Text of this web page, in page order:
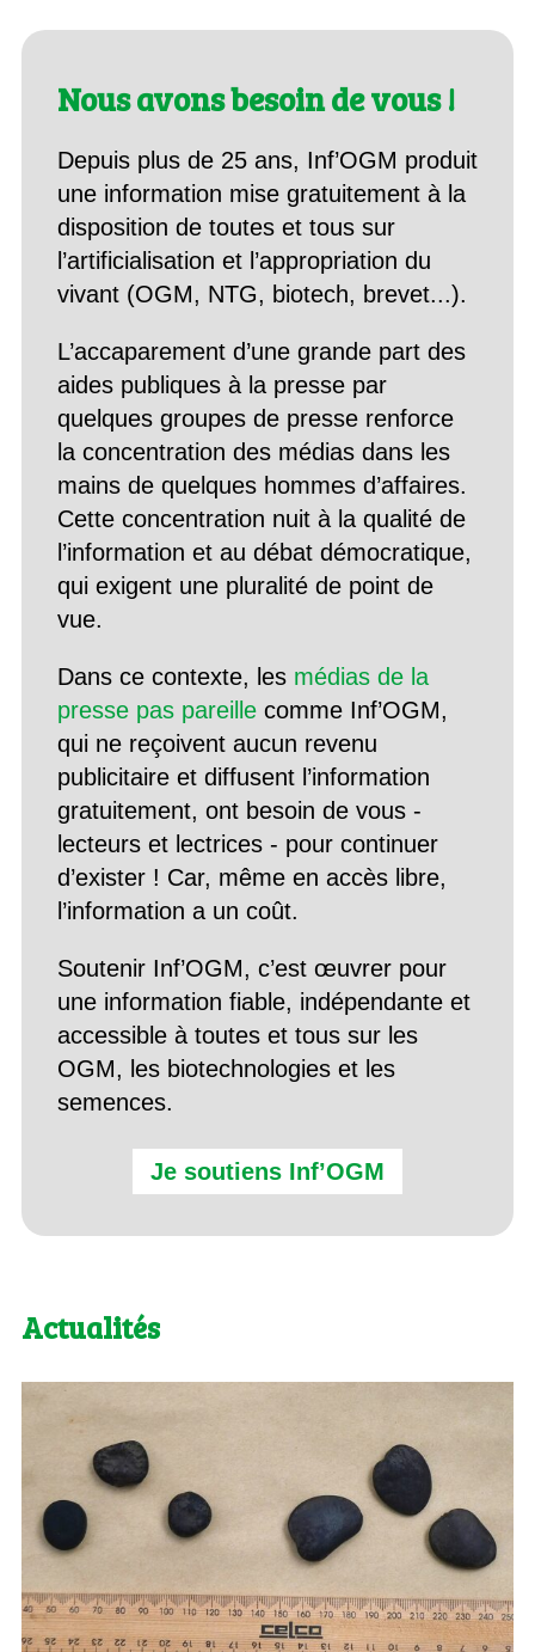
Nous avons besoin de vous !
Depuis plus de 25 ans, Inf’OGM produit
une information mise gratuitement à la
disposition de toutes et tous sur
l’artificialisation et l’appropriation du
vivant (OGM, NTG, biotech, brevet...).
L’accaparement d’une grande part des
aides publiques à la presse par
quelques groupes de presse renforce
la concentration des médias dans les
mains de quelques hommes d’affaires.
Cette concentration nuit à la qualité de
l’information et au débat démocratique,
qui exigent une pluralité de point de
vue.
Dans ce contexte, les médias de la
presse pas pareillecomme Inf’OGM,
qui ne reçoivent aucun revenu
publicitaire et diffusent l’information
gratuitement, ont besoin de vous -
lecteurs et lectrices - pour continuer
d’exister ! Car, même en accès libre,
l’information a un coût.
Soutenir Inf’OGM, c’est œuvrer pour
une information fiable, indépendante et
accessible à toutes et tous sur les
OGM, les biotechnologies et les
semences.
Je soutiens Inf’OGM
Actualités